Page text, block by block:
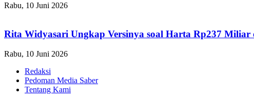
Rabu, 10 Juni 2026
Rita Widyasari Ungkap Versinya soal Harta Rp237
Rabu, 10 Juni 2026
Redaksi
Pedoman Media Saber
Tentang Kami